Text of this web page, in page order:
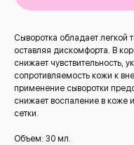
Сыворотка обладает легкой
оставляя дискомфорта. В
снижает чувствительность,
сопротивляемость кожи к
применение сыворотки
снижает воспаление в коже
сетки.
Объем: 30 мл.